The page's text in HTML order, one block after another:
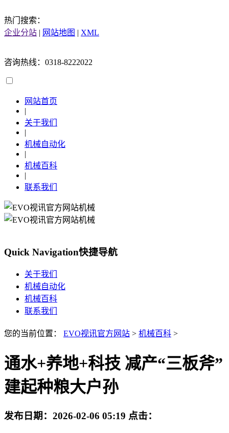
热门搜索：
企业分站 | 网站地图 | XML
咨询热线：0318-8222022
网站首页
|
关于我们
|
机械自动化
|
机械百科
|
联系我们
Quick Navigation快捷导航
关于我们
机械自动化
机械百科
联系我们
您的当前位置： EVO视讯官方网站 > 机械百科 >
通水+养地+科技 减产“三板斧”
建起种粮大户孙
发布日期： 2026-02-06 05:19 点击：